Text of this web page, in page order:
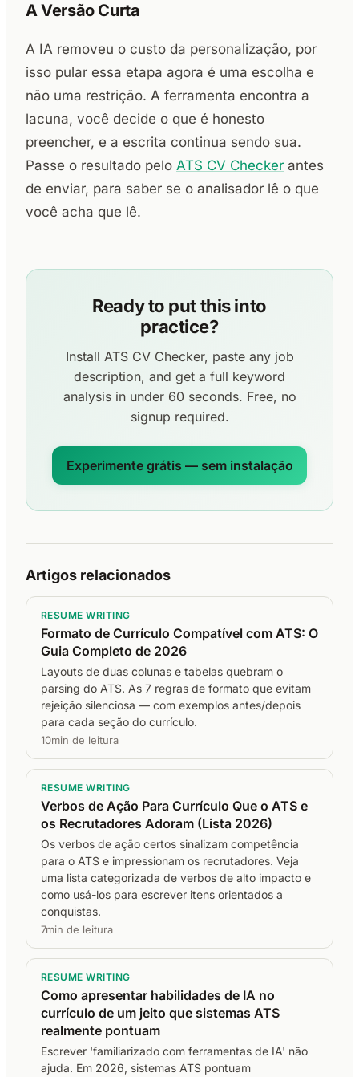
A Versão Curta
A IA removeu o custo da personalização, por
isso pular essa etapa agora é uma escolha e
não uma restrição. A ferramenta encontra a
lacuna, você decide o que é honesto
preencher, e a escrita continua sendo sua.
Passe o resultado pelo ATS CV Checker antes
de enviar, para saber se o analisador lê o que
você acha que lê.
Ready to put this into
practice?
Install ATS CV Checker, paste any job
description, and get a full keyword
analysis in under 60 seconds. Free, no
signup required.
Experimente grátis — sem instalação
Artigos relacionados
RESUME WRITING
Formato de Currículo Compatível com ATS: O
Guia Completo de 2026
Layouts de duas colunas e tabelas quebram o
parsing do ATS. As 7 regras de formato que evitam
rejeição silenciosa — com exemplos antes/depois
para cada seção do currículo.
10min de leitura
RESUME WRITING
Verbos de Ação Para Currículo Que o ATS e
os Recrutadores Adoram (Lista 2026)
Os verbos de ação certos sinalizam competência
para o ATS e impressionam os recrutadores. Veja
uma lista categorizada de verbos de alto impacto e
como usá-los para escrever itens orientados a
conquistas.
7min de leitura
RESUME WRITING
Como apresentar habilidades de IA no
currículo de um jeito que sistemas ATS
realmente pontuam
Escrever 'familiarizado com ferramentas de IA' não
ajuda. Em 2026, sistemas ATS pontuam